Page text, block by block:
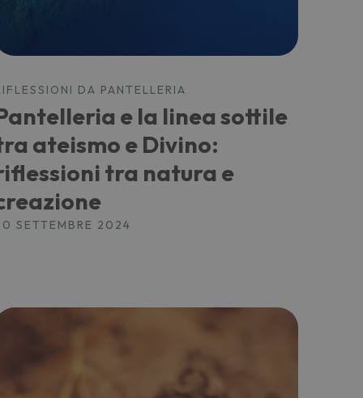
DA PANTELLERIA
e la linea sottile
ateismo e Divino:
tra natura e
SETTEMBRE 2024